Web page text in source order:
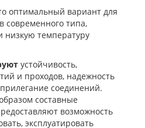
оптимальный вариант для
современного типа,
температуру
устойчивость,
и проходов, надежность
соединений.
составные
возможность
эксплуатировать